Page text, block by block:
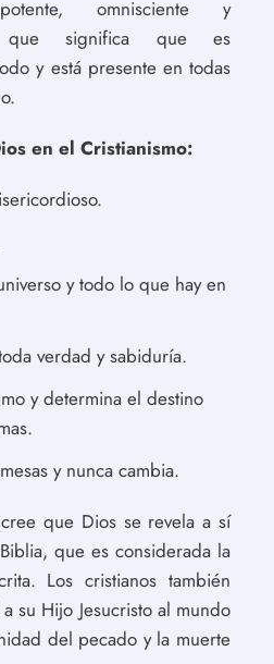
omnisciente y
que significa que es
y está presente en todas
en el Cristianismo:
y todo lo que hay en
verdad y sabiduría.
y determina el destino
y nunca cambia.
que Dios se revela a sí
que es considerada la
Los cristianos también
su Hijo Jesucristo al mundo
del pecado y la muerte